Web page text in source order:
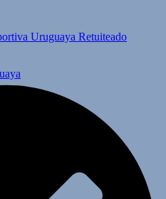
Uruguaya Retuiteado